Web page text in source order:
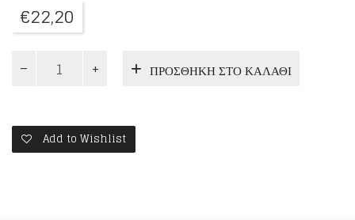
€22,20
ΠΝΕΥΜΑΤΟΣ
ΠΡΟΣΘΉΚΗ ΣΤΟ ΚΑΛΆΘΙ
Add to Wishlist